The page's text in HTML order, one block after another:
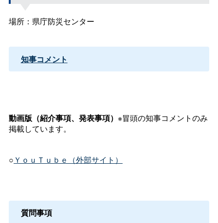
場所：県庁防災センター
知事コメント
動画版（紹介事項、発表事項） ※冒頭の知事コメントのみ
掲載しています。
○ＹｏｕＴｕｂｅ（外部サイト）
質問事項